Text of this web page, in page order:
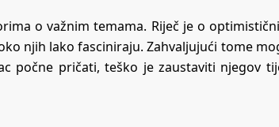
o važnim temama. Riječ je o
njih lako fasciniraju. Zahvaljujući tome
počne pričati, teško je zaustaviti njegov